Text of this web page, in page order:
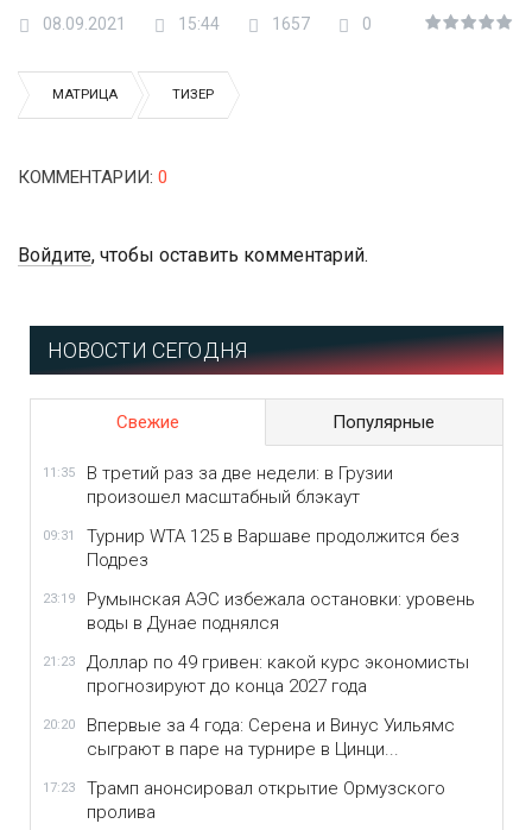
08.09.2021 15:44 1657 0
МАТРИЦА ТИЗЕР
КОММЕНТАРИИ: 0
Войдите, чтобы оставить комментарий.
НОВОСТИ СЕГОДНЯ
Свежие Популярные
11:35
В третий раз за две недели: в Грузии
произошел масштабный блэкаут
09:31
Турнир WTA 125 в Варшаве продолжится без
Подрез
23:19
Румынская АЭС избежала остановки: уровень
воды в Дунае поднялся
21:23
Доллар по 49 гривен: какой курс экономисты
прогнозируют до конца 2027 года
20:20
Впервые за 4 года: Серена и Винус Уильямс
сыграют в паре на турнире в Цинци...
17:23
Трамп анонсировал открытие Ормузского
пролива